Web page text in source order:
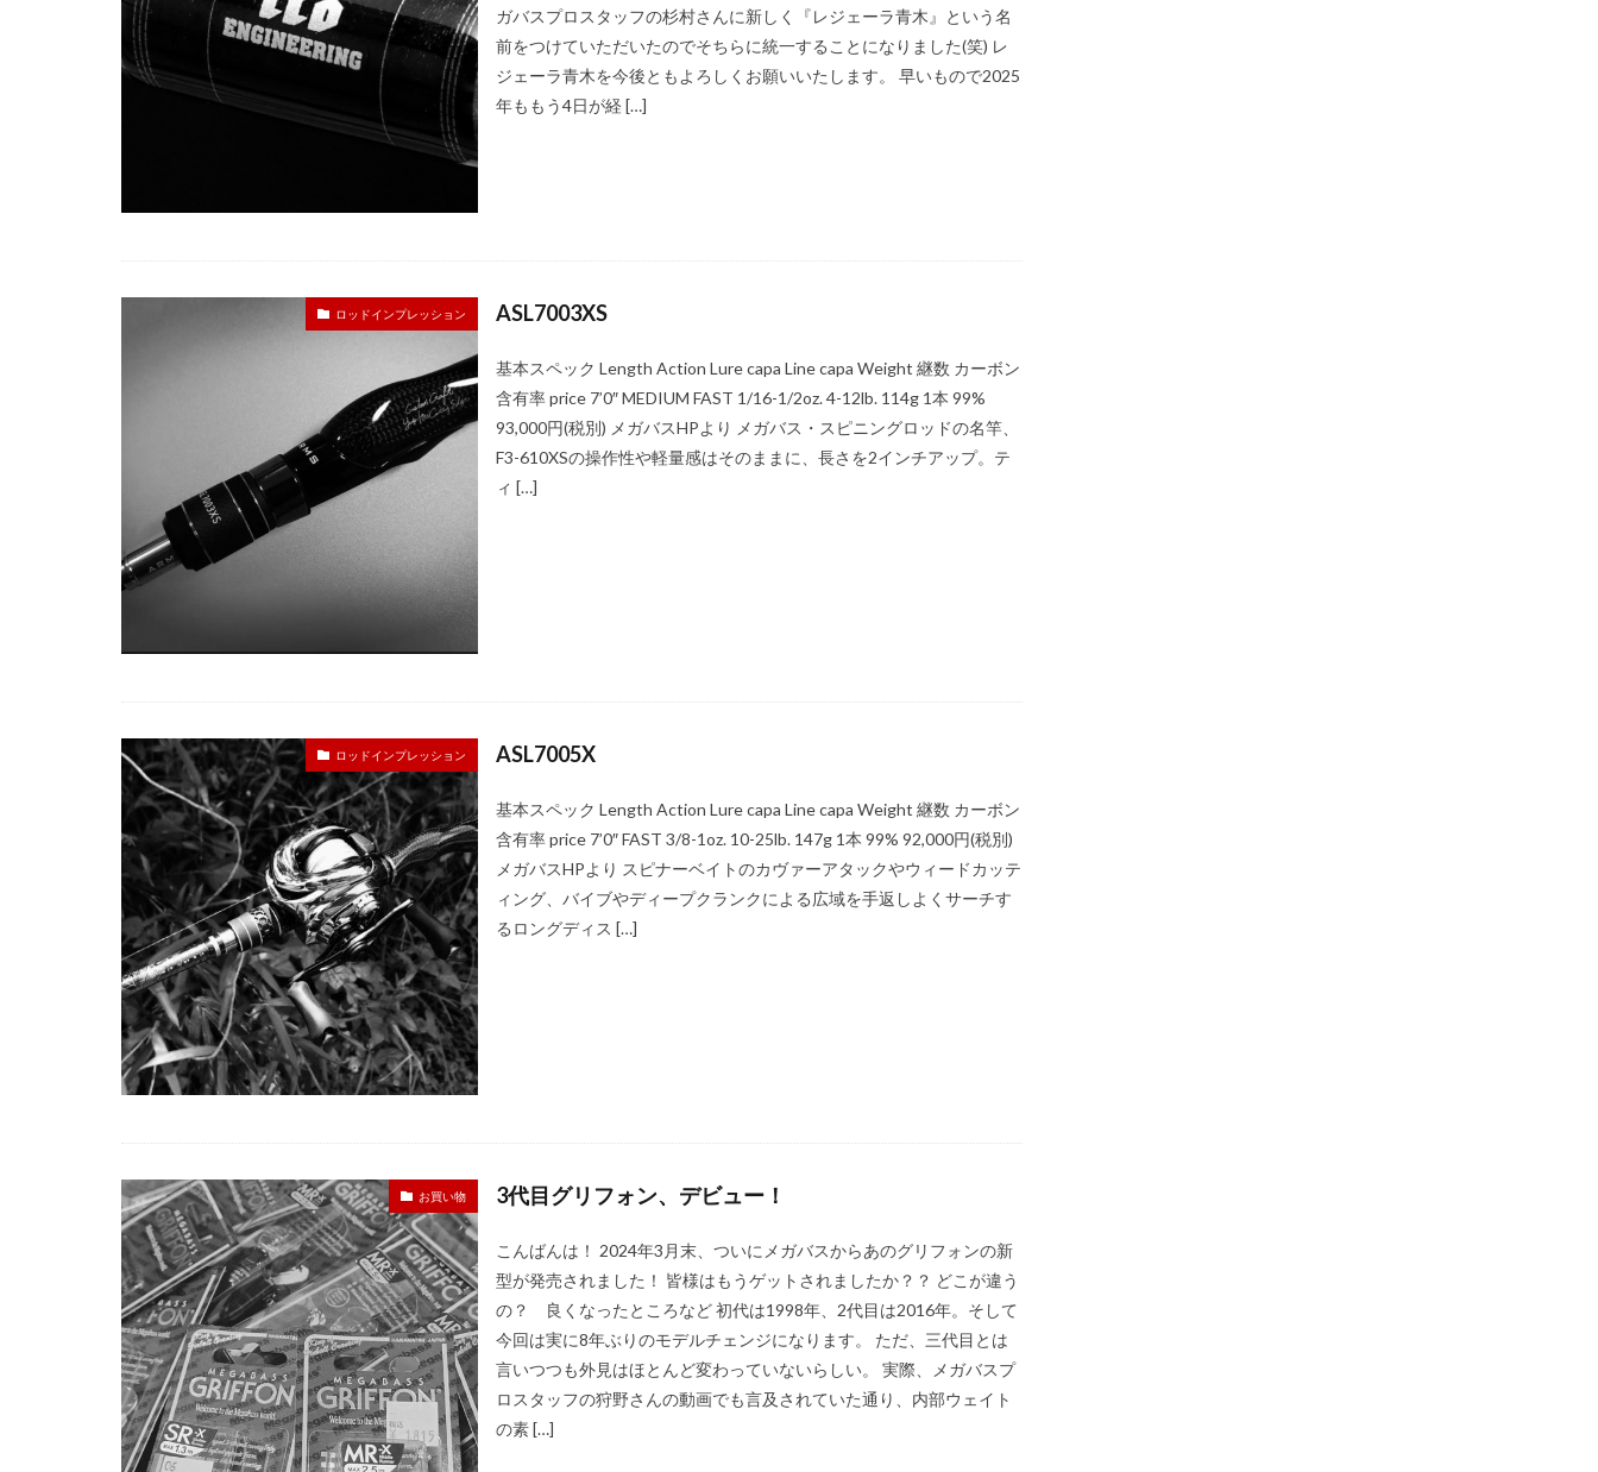
ガバスプロスタッフの杉村さんに新しく『レジェーラ青木』という名
前をつけていただいたのでそちらに統一することになりました(笑) レ
ジェーラ青木を今後ともよろしくお願いいたします。 早いもので2025
年ももう4日が経 […]
ロッドインプレッション ASL7003XS
基本スペック Length Action Lure capa Line capa Weight 継数 カーボン
含有率 price 7’0″ MEDIUM FAST 1/16-1/2oz. 4-12lb. 114g 1本 99%
93,000円(税別) メガバスHPより メガバス・スピニングロッドの名竿、
F3-610XSの操作性や軽量感はそのままに、長さを2インチアップ。テ
ィ […]
ロッドインプレッション ASL7005X
基本スペック Length Action Lure capa Line capa Weight 継数 カーボン
含有率 price 7’0″ FAST 3/8-1oz. 10-25lb. 147g 1本 99% 92,000円(税別)
メガバスHPより スピナーベイトのカヴァーアタックやウィードカッテ
ィング、バイブやディープクランクによる広域を手返しよくサーチす
るロングディス […]
お買い物 3代目グリフォン、デビュー！
こんばんは！ 2024年3月末、ついにメガバスからあのグリフォンの新
型が発売されました！ 皆様はもうゲットされましたか？？ どこが違う
の？ 良くなったところなど 初代は1998年、2代目は2016年。そして
今回は実に8年ぶりのモデルチェンジになります。 ただ、三代目とは
言いつつも外見はほとんど変わっていないらしい。 実際、メガバスプ
ロスタッフの狩野さんの動画でも言及されていた通り、内部ウェイト
の素 […]